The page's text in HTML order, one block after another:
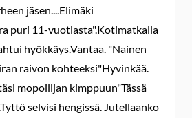
jäsen....Elimäki
puri 11-vuotiasta".Kotimatkalla
hyökkäys.Vantaa. "Nainen
raivon kohteeksi"Hyvinkää.
mopoilijan kimppuun"Tässä
selvisi hengissä. Jutellaanko